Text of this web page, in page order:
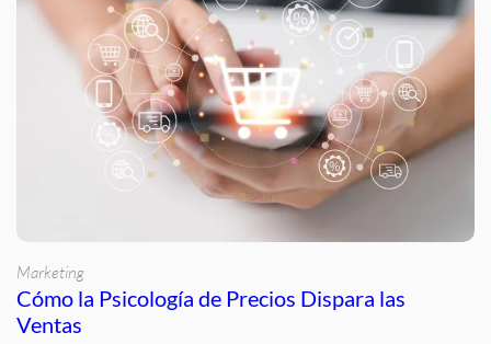
Marketing
Cómo la Psicología de Precios Dispara las
Ventas